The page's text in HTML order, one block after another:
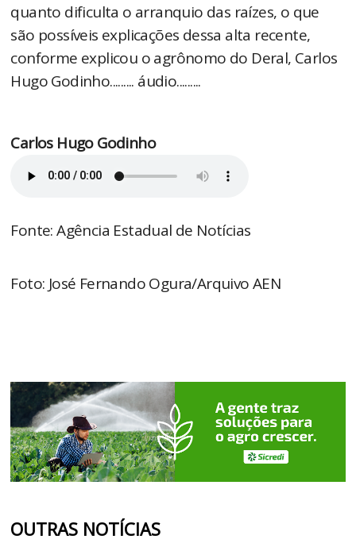
quanto dificulta o arranquio das raízes, o que
são possíveis explicações dessa alta recente,
conforme explicou o agrônomo do Deral, Carlos
Hugo Godinho......... áudio.........
Carlos Hugo Godinho
Fonte: Agência Estadual de Notícias
Foto: José Fernando Ogura/Arquivo AEN
OUTRAS NOTÍCIAS